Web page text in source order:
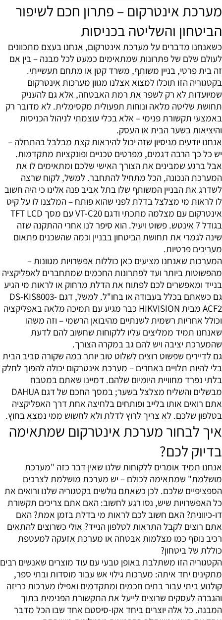
מערכת אינטרקום – פתרון חכם לשיפור
הביטחון והשליטה בכניסות
כשאנחנו מדברים על מערכת אינטרקום, אנחנו בעצם מתכוונים
לעולם שלם של פתרונות שמתאימים כמעט לכל מבנה – בין אם
זה בית פרטי, בניין משותף, משרד קטן או מתחם תעשייתי.
בקטגוריה הזו תוכלו למצוא אצלנו מגוון מערכות אינטרקום
שמיועדות לא רק לשפר את רמת האבטחה, אלא גם להעניק
תחושת שליטה מלאה ונוחות תפעולית מקסימלית. לא מדובר רק
באמצעי תקשורת פנימי – אלא בכלי עוצמתי לניהול הכניסות
והיציאות בשער הבית או העסק.
אנחנו יודעים מניסיון שזה יכול להיראות קצת מבלבל בהתחלה –
יש כל כך הרבה דגמים, מפרטים טכניים ופונקציות מתקדמות.
אבל ברגע שמבינים את הצורך האישי שלכם ומתאימים לו את
המערכת הנכונה, הכל מתחיל להתחבר. למשל, לקוח שרצה
לשדרג את הבניין המשותף שלו בתל אביב פנה אלינו כי היה חשוב
לו לראות מי מצלצל בדלת לפני שהוא פותח – המלצנו לו על קיט
אינטרקום עם מצלמה מתכתי ודגם VT-C20 עם מסך TFT LCD
בגודל 7 אינטש. פשוט ויעיל. הוא סיפר לנו אחרי ההתקנה שזה
שינה לגמרי את תחושת הביטחון בבניין וכמה שהשכנים פתאום
מעריכים פרטיות.
המערכות שאנחנו מציעים כאן כוללות אפשרויות מגוונות –
מהפשוטות ביותר ועד לפתרונות החכמים שמתחברים לאפליקציה
בנייד ומאפשרים לכם לפתוח את הדלת מרחוק או לראות מי הגיע
גם כשאתם בכלל בעבודה או בחו"ל. למשל, דגם DS-KIS8003-
ACF2 מבית HIKVISION כבר מגיע עם תמיכה מלאה באפליקציה
וכולל אחריות רשמית לשנתיים מהיבואן הרשמי – וזה משהו
שאנחנו תמיד ממליצים עליו ללקוחות שחשוב להם לדעת
שהמערכת יציבה ויש להם גב במקרה הצורך.
גם לדיירים שפשוט רוצים לשלוט טוב יותר במה שקורה סביב הבית
בלי להיות תלויים באחרים – מערכת אינטרקום יכולה להפוך לחלק
בלתי נפרד מחוויית היומיום שלהם. דמיינו שאתם במטבח
מבשלים והשליח מצלצל בשער; במסך החכם של דגם DAHUA
אתם רואים אותו בלייב ופותחים בלחיצה אחת דרך האפליקציה
בטלפון שלכם. לא צריך לרוץ לדלת ולא לחשוש ממי נמצא בחוץ.
איך לבחור מערכת אינטרקום שמתאימה
בדיוק לכם?
אנחנו תמיד אומרים ללקוחות שלנו שאין דבר כזה "מערכת
מושלמת" שמתאימה לכולם – יש מערכת מושלמת לצרכים
הספציפיים שלכם. לכן כשאתם גולשים בקטגוריה שלנו ורואים את
כל האפשרויות שיש, נסו רגע לחשוב: האם אתם צריכים תקשורת
דו-כיוונית? האם חשוב לכם לראות מי בדלת בזמן אמת? האם
אתם רוצים לקבל התראות לטלפון הנייד? אולי כשרוצים להתאים
רכיב נוסף כמו מצלמות אבטחה או מערכת אזעקה למעטפת
כוללת של ביטחון?
הקטגוריה הזו משתלבת באופן טבעי עם עוד מוצרים שאנשים רבים
מתקינים יחד איתה: מערכות גילוי אש עבור מוסדות ובתי ספר,
קולנוע ביתי עבור בתים חכמים ומתקדמים ואפילו מערכות כריזה
והגברה לעסקים שרוצים לייעל את התקשורת הפנימית בתוך
המבנה. כל אלה יוצרים ביחד אקו-סיסטם אחד שבו הכל מדבר